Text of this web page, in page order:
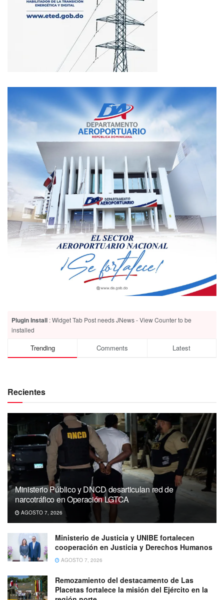
Plugin Install : Widget Tab Post needs JNews - View Counter to be
installed
Trending Comments Latest
Recientes
Ministerio Público y DNCD desarticulan red de
narcotráfico en Operación LGTCA
AGOSTO 7, 2026
Ministerio de Justicia y UNIBE fortalecen
cooperación en Justicia y Derechos Humanos
AGOSTO 7, 2026
Remozamiento del destacamento de Las
Placetas fortalece la misión del Ejército en la